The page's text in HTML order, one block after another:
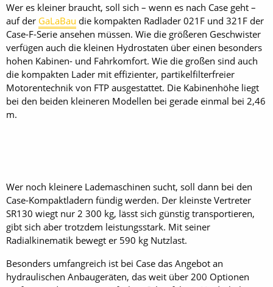
Wer es kleiner braucht, soll sich – wenn es nach Case geht –
auf der GaLaBau die kompakten Radlader 021F und 321F der
Case-F-Serie ansehen müssen. Wie die größeren Geschwister
verfügen auch die kleinen Hydrostaten über einen besonders
hohen Kabinen- und Fahrkomfort. Wie die großen sind auch
die kompakten Lader mit effizienter, partikelfilterfreier
Motorentechnik von FTP ausgestattet. Die Kabinenhöhe liegt
bei den beiden kleineren Modellen bei gerade einmal bei 2,46
m.
Wer noch kleinere Lade­maschinen sucht, soll dann bei den
Case-Kompaktladern fündig werden. Der kleinste Vertreter
SR130 wiegt nur 2 300 kg, lässt sich günstig transportieren,
gibt sich aber trotzdem leistungsstark. Mit seiner
Radialkinematik bewegt er 590 kg Nutzlast.
Besonders umfangreich ist bei Case das Angebot an
hydraulischen Anbaugeräten, das weit über 200 Optionen